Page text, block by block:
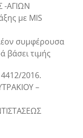
-ΑΓΙΩΝ
με MIS
συμφέρουσα
βάσει τιμής
2016.
–